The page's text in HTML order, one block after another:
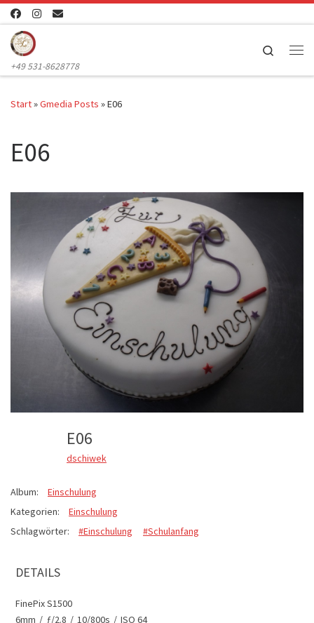
Zum Inhalt springen
+49 531-8628778
Search
Start»Gmedia Posts »E06
E06
E06
dschiwek
Album:
Einschulung
Kategorien:
Einschulung
Schlagwörter:
#Einschulung #Schulanfang
DETAILS
FinePix S1500
6mm / ƒ/2.8 / 10/800s / ISO 64